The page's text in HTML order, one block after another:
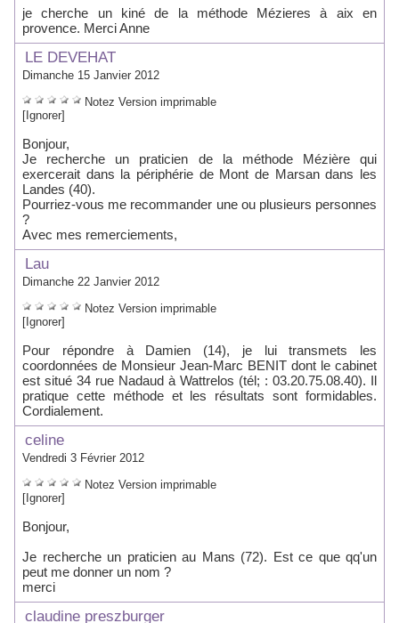
je cherche un kiné de la méthode Mézieres à aix en
provence. Merci Anne
LE DEVEHAT
Dimanche 15 Janvier 2012
Notez Version imprimable
[Ignorer]
Bonjour,
Je recherche un praticien de la méthode Mézière qui
exercerait dans la périphérie de Mont de Marsan dans les
Landes (40).
Pourriez-vous me recommander une ou plusieurs personnes
?
Avec mes remerciements,
Lau
Dimanche 22 Janvier 2012
Notez Version imprimable
[Ignorer]
Pour répondre à Damien (14), je lui transmets les
coordonnées de Monsieur Jean-Marc BENIT dont le cabinet
est situé 34 rue Nadaud à Wattrelos (tél; : 03.20.75.08.40). Il
pratique cette méthode et les résultats sont formidables.
Cordialement.
celine
Vendredi 3 Février 2012
Notez Version imprimable
[Ignorer]
Bonjour,
Je recherche un praticien au Mans (72). Est ce que qq'un
peut me donner un nom ?
merci
claudine preszburger